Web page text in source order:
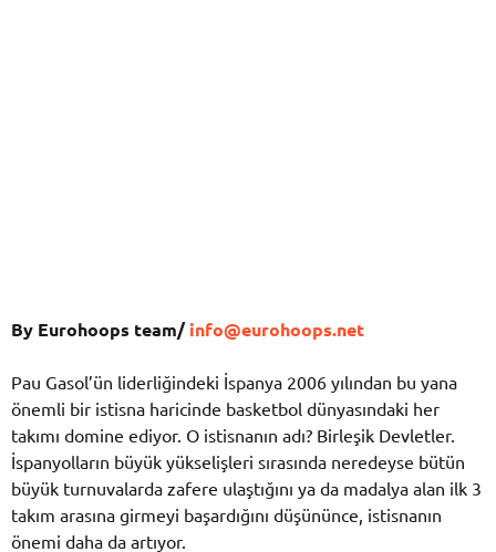
By Eurohoops team/info@eurohoops.net
Pau Gasol’ün liderliğindeki İspanya 2006 yılından bu yana
önemli bir istisna haricinde basketbol dünyasındaki her
takımı domine ediyor. O istisnanın adı? Birleşik Devletler.
İspanyolların büyük yükselişleri sırasında neredeyse bütün
büyük turnuvalarda zafere ulaştığını ya da madalya alan ilk 3
takım arasına girmeyi başardığını düşününce, istisnanın
önemi daha da artıyor.